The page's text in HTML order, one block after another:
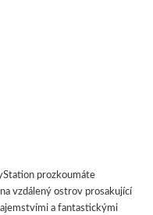
prozkoumáte
vzdálený ostrov prosakující
a fantastickými